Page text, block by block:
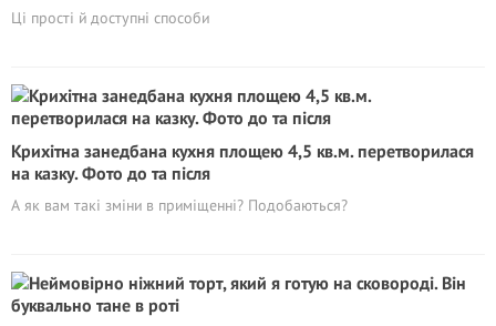
Ці прості й доступні способи
Крихітна занедбана кухня площею 4,5 кв.м. перетворилася
на казку. Фото до та після
А як вам такі зміни в приміщенні? Подобаються?